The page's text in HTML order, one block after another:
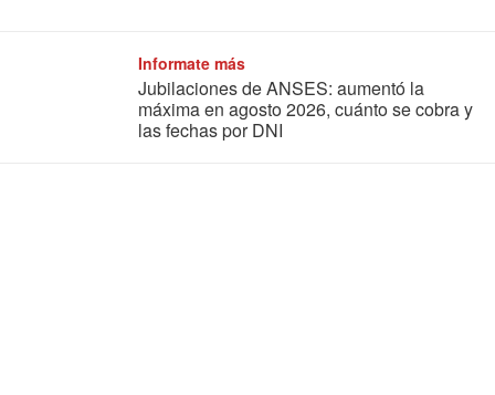
Informate más
Jubilaciones de ANSES: aumentó la
máxima en agosto 2026, cuánto se cobra y
las fechas por DNI